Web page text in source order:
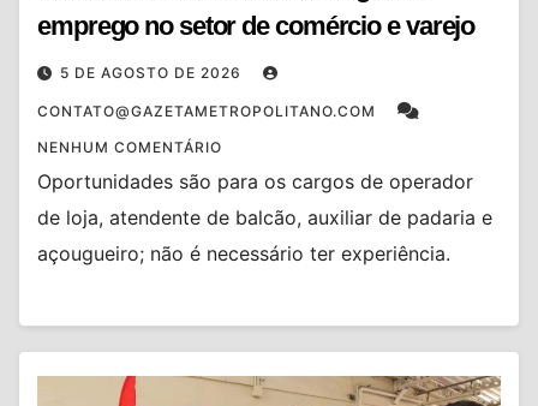
emprego no setor de comércio e varejo
5 DE AGOSTO DE 2026
CONTATO@GAZETAMETROPOLITANO.COM
NENHUM COMENTÁRIO
Oportunidades são para os cargos de operador
de loja, atendente de balcão, auxiliar de padaria e
açougueiro; não é necessário ter experiência.